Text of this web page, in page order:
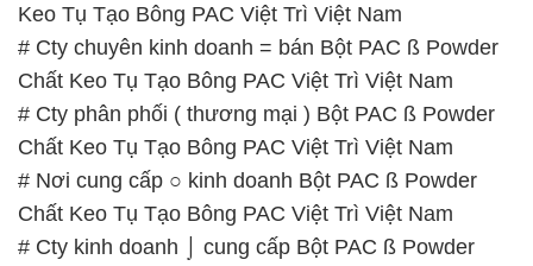
Keo Tụ Tạo Bông PAC Việt Trì Việt Nam
# Cty chuyên kinh doanh = bán Bột PAC ß Powder
Chất Keo Tụ Tạo Bông PAC Việt Trì Việt Nam
# Cty phân phối ( thương mại ) Bột PAC ß Powder
Chất Keo Tụ Tạo Bông PAC Việt Trì Việt Nam
# Nơi cung cấp ○ kinh doanh Bột PAC ß Powder
Chất Keo Tụ Tạo Bông PAC Việt Trì Việt Nam
# Cty kinh doanh ⌡ cung cấp Bột PAC ß Powder